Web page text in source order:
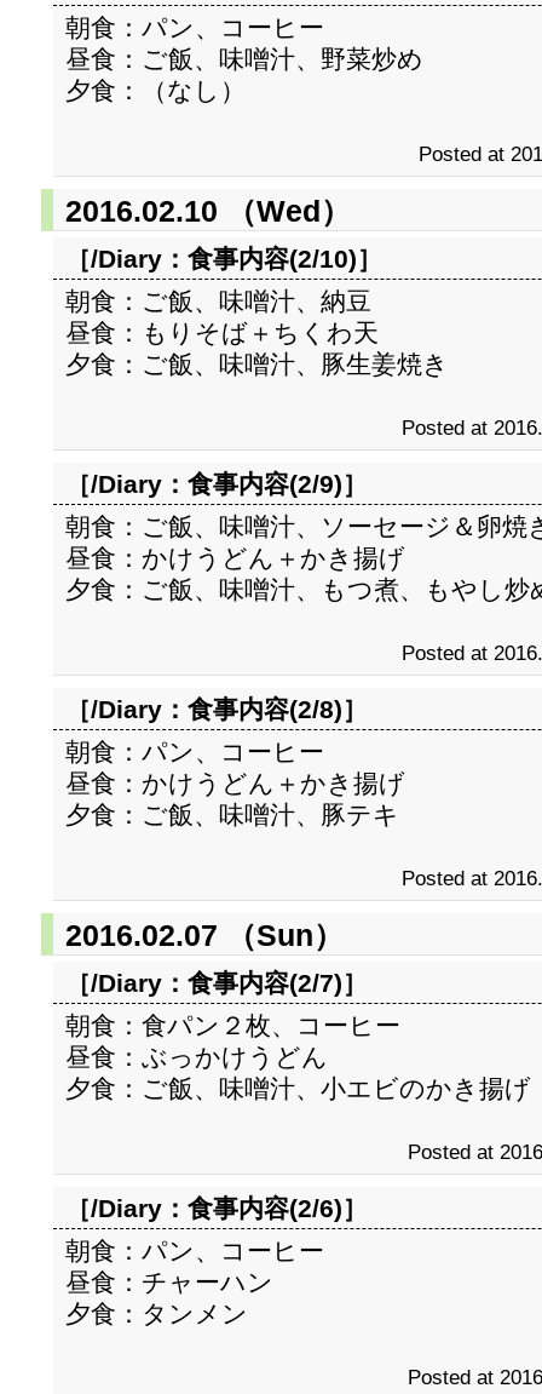
朝食：パン、コーヒー
昼食：ご飯、味噌汁、野菜炒め
夕食：（なし）
Posted at
2016.02.10 （Wed）
［/Diary： 食事内容(2/10)］
朝食：ご飯、味噌汁、納豆
昼食：もりそば＋ちくわ天
夕食：ご飯、味噌汁、豚生姜焼き
Posted at
［/Diary： 食事内容(2/9)］
朝食：ご飯、味噌汁、ソーセージ＆卵焼
昼食：かけうどん＋かき揚げ
夕食：ご飯、味噌汁、もつ煮、もやし炒
Posted at
［/Diary： 食事内容(2/8)］
朝食：パン、コーヒー
昼食：かけうどん＋かき揚げ
夕食：ご飯、味噌汁、豚テキ
Posted at
2016.02.07 （Sun）
［/Diary： 食事内容(2/7)］
朝食：食パン２枚、コーヒー
昼食：ぶっかけうどん
夕食：ご飯、味噌汁、小エビのかき揚げ
Posted at
［/Diary： 食事内容(2/6)］
朝食：パン、コーヒー
昼食：チャーハン
夕食：タンメン
Posted at